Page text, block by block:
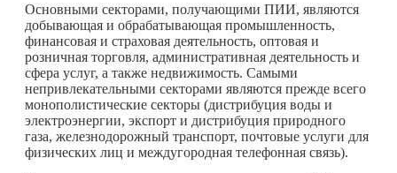
Основными секторами, получающими ПИИ, являются
добывающая и обрабатывающая промышленность,
финансовая и страховая деятельность, оптовая и
розничная торговля, административная деятельность и
сфера услуг, а также недвижимость. Самыми
непривлекательными секторами являются прежде всего
монополистические секторы (дистрибуция воды и
электроэнергии, экспорт и дистрибуция природного
газа, железнодорожный транспорт, почтовые услуги для
физических лиц и междугородная телефонная связь).